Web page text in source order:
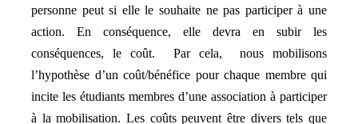
personne peut si elle le souhaite ne pas participer à une
action. En conséquence, elle devra en subir les
conséquences, le coût. Par cela, nous mobilisons
l’hypothèse d’un coût/bénéfice pour chaque membre qui
incite les étudiants membres d’une association à participer
à la mobilisation. Les coûts peuvent être divers tels que